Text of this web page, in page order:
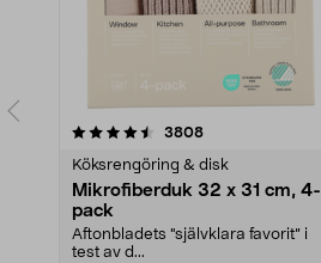
3808recensioner
Köksrengöring & disk
Mikrofiberduk 32 x 31 cm, 4-
pack
Aftonbladets "självklara favorit” i
test av d...
4.0av 5 stjärnor